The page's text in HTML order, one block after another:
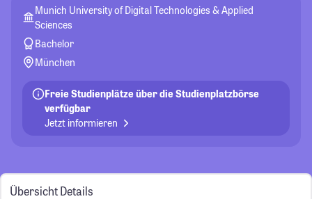
Munich University of Digital Technologies & Applied
Sciences
Bachelor
München
Freie Studienplätze über die Studienplatzbörse
verfügbar
Jetzt informieren
Übersicht Details